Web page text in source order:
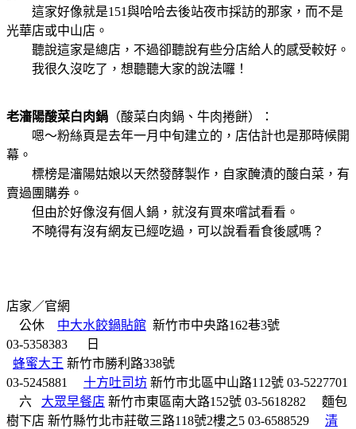
這家好像就是151與哈哈去後站夜市採訪的那家，而不是
光華店或中山店。
聽說這家是總店，不過卻聽說有些分店給人的感受較好。
我很久沒吃了，想聽聽大家的說法囉！
老瀋陽酸菜白肉鍋 （酸菜白肉鍋、牛肉捲餅）：
嗯～粉絲頁是去年一月中旬建立的，店估計也是那時候開
幕。
標榜是瀋陽姑娘以天然發酵製作，自家醃漬的酸白菜，有
賣過團購券。
但由於好像沒有個人鍋，就沒有買來嚐試看看。
不曉得有沒有網友已經吃過，可以說看看食後感嗎？
店家／官網
公休
中大水餃鍋貼館 新竹市中央路162巷3號
03-5358383
日
蜂蜜大王 新竹市勝利路338號
03-5245881
十方吐司坊 新竹市北區中山路112號 03-5227701
六
大眾早餐店 新竹市東區南大路152號 03-5618282
麵包
樹下店 新竹縣竹北市莊敬三路118號2樓之5 03-6588529
清